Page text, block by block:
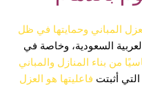
المباني وحمايتها في ظل
السعودية، وخاصة في
من بناء المنازل والمباني
أثبتت فاعليتها هو العزل